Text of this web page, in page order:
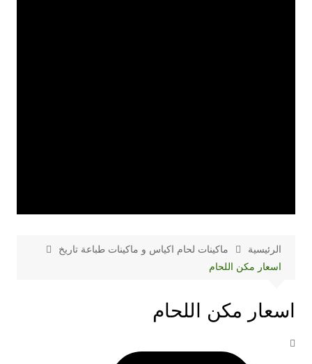
الرئيسية
ماكينات لحام اكياس و ماكينات طباعة تاريخ
اسعار مكن اللحام
اسعار مكن اللحام